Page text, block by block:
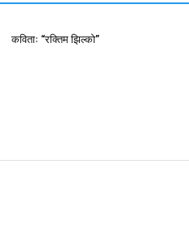
कविताः “रक्तिम झिल्को”